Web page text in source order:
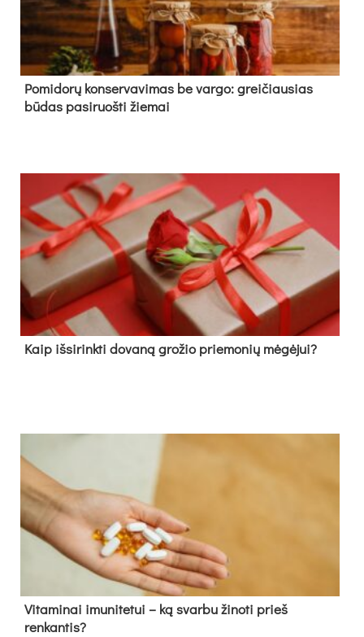
Pomidorų konservavimas be vargo: greičiausias
būdas pasiruošti žiemai
Kaip išsirinkti dovaną grožio priemonių mėgėjui?
Vitaminai imunitetui – ką svarbu žinoti prieš
renkantis?